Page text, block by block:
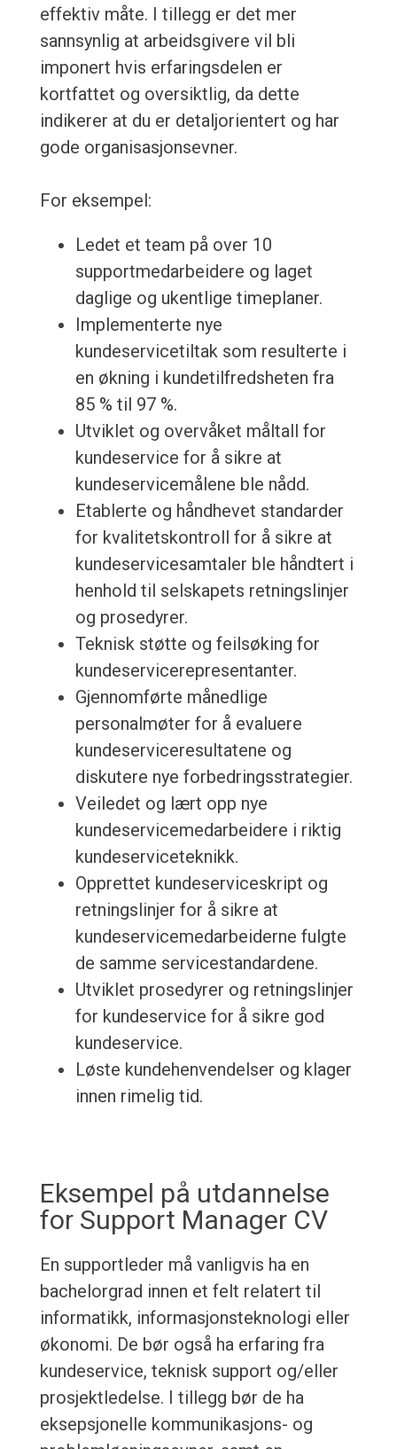
effektiv måte. I tillegg er det mer
sannsynlig at arbeidsgivere vil bli
imponert hvis erfaringsdelen er
kortfattet og oversiktlig, da dette
indikerer at du er detaljorientert og har
gode organisasjonsevner.
For eksempel:
Ledet et team på over 10
supportmedarbeidere og laget
daglige og ukentlige timeplaner.
Implementerte nye
kundeservicetiltak som resulterte i
en økning i kundetilfredsheten fra
85 % til 97 %.
Utviklet og overvåket måltall for
kundeservice for å sikre at
kundeservicemålene ble nådd.
Etablerte og håndhevet standarder
for kvalitetskontroll for å sikre at
kundeservicesamtaler ble håndtert i
henhold til selskapets retningslinjer
og prosedyrer.
Teknisk støtte og feilsøking for
kundeservicerepresentanter.
Gjennomførte månedlige
personalmøter for å evaluere
kundeserviceresultatene og
diskutere nye forbedringsstrategier.
Veiledet og lært opp nye
kundeservicemedarbeidere i riktig
kundeserviceteknikk.
Opprettet kundeserviceskript og
retningslinjer for å sikre at
kundeservicemedarbeiderne fulgte
de samme servicestandardene.
Utviklet prosedyrer og retningslinjer
for kundeservice for å sikre god
kundeservice.
Løste kundehenvendelser og klager
innen rimelig tid.
Eksempel på utdannelse
for Support Manager CV
En supportleder må vanligvis ha en
bachelorgrad innen et felt relatert til
informatikk, informasjonsteknologi eller
økonomi. De bør også ha erfaring fra
kundeservice, teknisk support og/eller
prosjektledelse. I tillegg bør de ha
eksepsjonelle kommunikasjons- og